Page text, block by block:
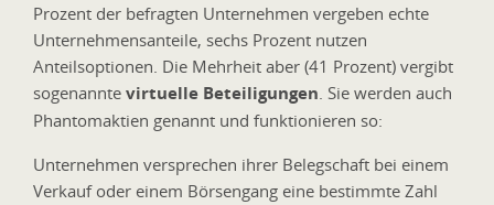
Prozent der befragten Unternehmen vergeben echte
Unternehmensanteile, sechs Prozent nutzen
Anteilsoptionen. Die Mehrheit aber (41 Prozent) vergibt
sogenannte virtuelle Beteiligungen . Sie werden auch
Phantomaktien genannt und funktionieren so:
Unternehmen versprechen ihrer Belegschaft bei einem
Verkauf oder einem Börsengang eine bestimmte Zahl